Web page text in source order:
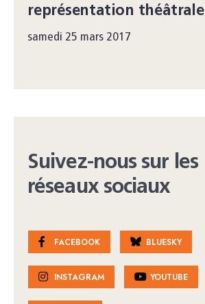
représentation théâtrale
samedi 25 mars 2017
Suivez-nous sur les
réseaux sociaux
FACEBOOK BLUESKY
INSTAGRAM YOUTUBE